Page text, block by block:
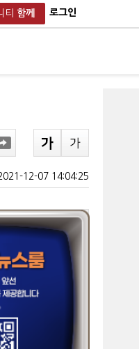
티 함께 로그인
12-07 14:04:25